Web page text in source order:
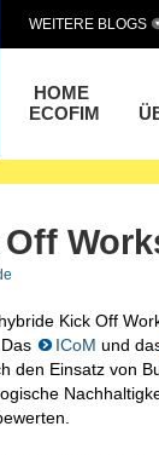
HOME
ECOFIM
WEITERE BLOGS
Kick Off
ICoM und
den Einsatz von